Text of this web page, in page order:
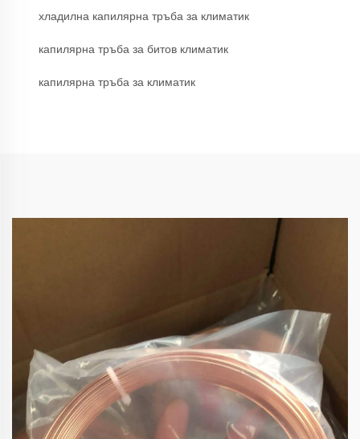
хладилна капилярна тръба за климатик
капилярна тръба за битов климатик
капилярна тръба за климатик